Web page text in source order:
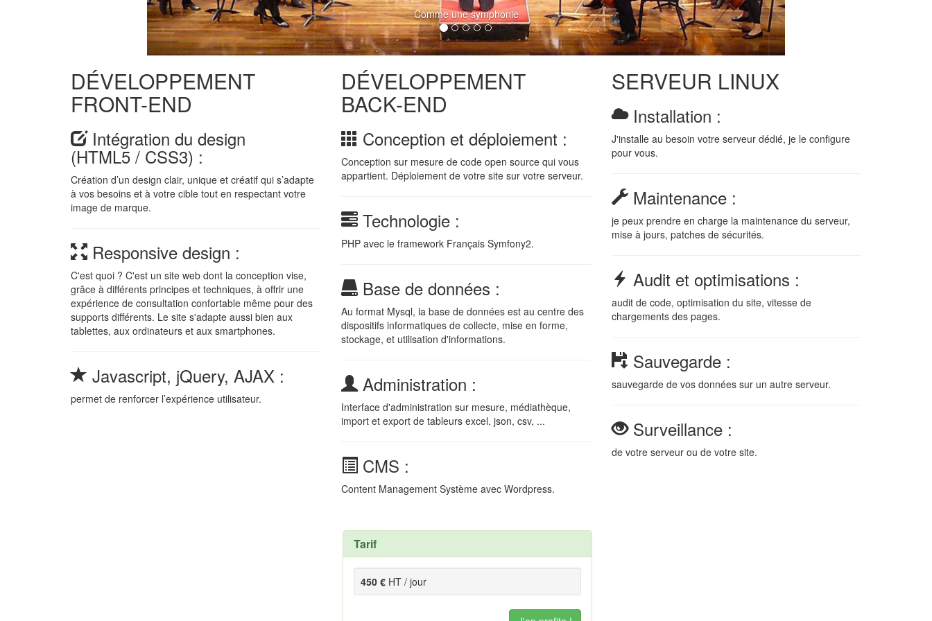
Comme une symphonie
DÉVELOPPEMENT
FRONT-END
Intégration du design
(HTML5 / CSS3) :
Création d’un design clair, unique et créatif qui s’adapte
à vos besoins et à votre cible tout en respectant votre
image de marque.
Responsive design :
C'est quoi ? C'est un site web dont la conception vise,
grâce à différents principes et techniques, à offrir une
expérience de consultation confortable même pour des
supports différents. Le site s'adapte aussi bien aux
tablettes, aux ordinateurs et aux smartphones.
Javascript, jQuery, AJAX :
permet de renforcer l’expérience utilisateur.
DÉVELOPPEMENT
BACK-END
Conception et déploiement :
Conception sur mesure de code open source qui vous
appartient. Déploiement de votre site sur votre serveur.
Technologie :
PHP avec le framework Français Symfony2.
Base de données :
Au format Mysql, la base de données est au centre des
dispositifs informatiques de collecte, mise en forme,
stockage, et utilisation d'informations.
Administration :
Interface d'administration sur mesure, médiathèque,
import et export de tableurs excel, json, csv, ...
CMS :
Content Management Système avec Wordpress.
SERVEUR LINUX
Installation :
J'installe au besoin votre serveur dédié, je le configure
pour vous.
Maintenance :
je peux prendre en charge la maintenance du serveur,
mise à jours, patches de sécurités.
Audit et optimisations :
audit de code, optimisation du site, vitesse de
chargements des pages.
Sauvegarde :
sauvegarde de vos données sur un autre serveur.
Surveillance :
de votre serveur ou de votre site.
Tarif
450 € HT / jour